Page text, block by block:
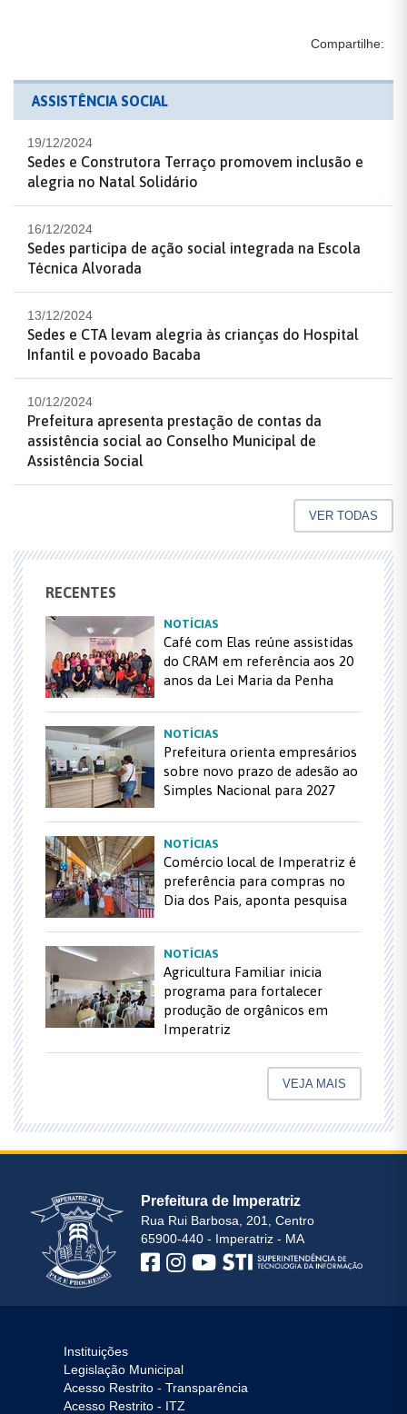
Compartilhe:
ASSISTÊNCIA SOCIAL
19/12/2024
Sedes e Construtora Terraço promovem inclusão e
alegria no Natal Solidário
16/12/2024
Sedes participa de ação social integrada na Escola
Técnica Alvorada
13/12/2024
Sedes e CTA levam alegria às crianças do Hospital
Infantil e povoado Bacaba
10/12/2024
Prefeitura apresenta prestação de contas da
assistência social ao Conselho Municipal de
Assistência Social
VER TODAS
RECENTES
NOTÍCIAS
Café com Elas reúne assistidas
do CRAM em referência aos 20
anos da Lei Maria da Penha
NOTÍCIAS
Prefeitura orienta empresários
sobre novo prazo de adesão ao
Simples Nacional para 2027
NOTÍCIAS
Comércio local de Imperatriz é
preferência para compras no
Dia dos Pais, aponta pesquisa
NOTÍCIAS
Agricultura Familiar inicia
programa para fortalecer
produção de orgânicos em
Imperatriz
VEJA MAIS
Prefeitura de Imperatriz
Rua Rui Barbosa, 201, Centro
65900-440 - Imperatriz - MA
Instituições
Legislação Municipal
Acesso Restrito - Transparência
Acesso Restrito - ITZ